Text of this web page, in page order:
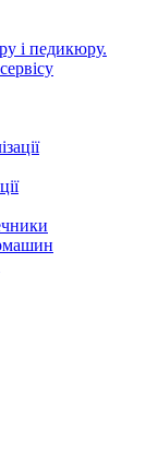
і педикюру.